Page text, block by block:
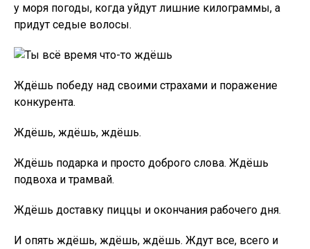
у моря погоды, когда уйдут лишние килограммы, а
придут седые волосы.
Ждёшь победу над своими страхами и поражение
конкурента.
Ждёшь, ждёшь, ждёшь.
Ждёшь подарка и просто доброго слова. Ждёшь
подвоха и трамвай.
Ждёшь доставку пиццы и окончания рабочего дня.
И опять ждёшь, ждёшь, ждёшь. Ждут все, всего и